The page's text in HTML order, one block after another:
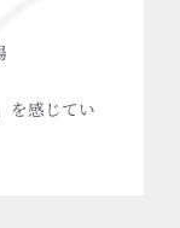
を感じてい